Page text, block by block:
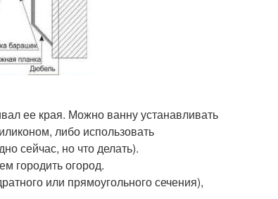
ее края. Можно ванну устанавливать
либо использовать
сейчас, но что делать).
городить огород.
или прямоугольного сечения),